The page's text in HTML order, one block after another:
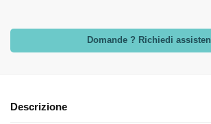
Domande ? Richiedi
Descrizione